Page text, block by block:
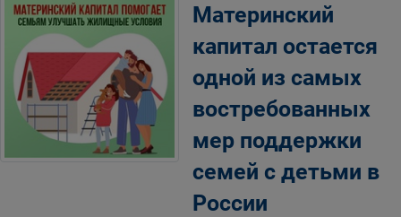
Материнский
капитал остается
одной из самых
востребованных
мер поддержки
семей с детьми в
России